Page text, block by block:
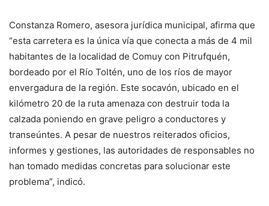
Constanza Romero, asesora jurídica municipal, afirma que
“esta carretera es la única vía que conecta a más de 4 mil
habitantes de la localidad de Comuy con Pitrufquén,
bordeado por el Río Toltén, uno de los ríos de mayor
envergadura de la región. Este socavón, ubicado en el
kilómetro 20 de la ruta amenaza con destruir toda la
calzada poniendo en grave peligro a conductores y
transeúntes. A pesar de nuestros reiterados oficios,
informes y gestiones, las autoridades de responsables no
han tomado medidas concretas para solucionar este
problema”, indicó.